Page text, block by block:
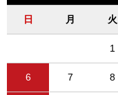
日 月 火
1
6 7 8